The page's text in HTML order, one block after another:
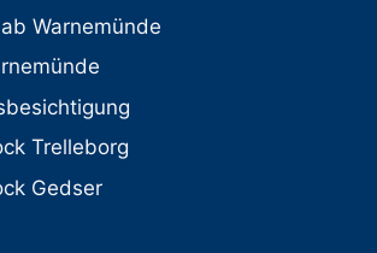
Warnemünde
Trelleborg
Gedser